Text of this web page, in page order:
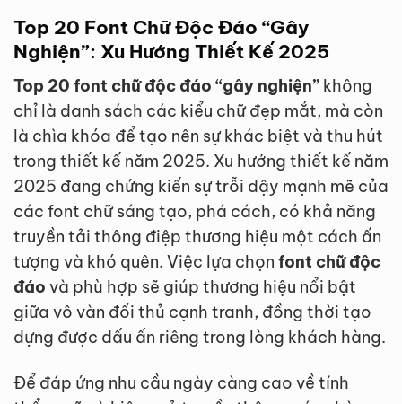
Top 20 Font Chữ Độc Đáo “Gây
Nghiện”: Xu Hướng Thiết Kế 2025
Top 20 font chữ độc đáo “gây nghiện” không
chỉ là danh sách các kiểu chữ đẹp mắt, mà còn
là chìa khóa để tạo nên sự khác biệt và thu hút
trong thiết kế năm 2025. Xu hướng thiết kế năm
2025 đang chứng kiến sự trỗi dậy mạnh mẽ của
các font chữ sáng tạo, phá cách, có khả năng
truyền tải thông điệp thương hiệu một cách ấn
tượng và khó quên. Việc lựa chọn font chữ độc
đáo và phù hợp sẽ giúp thương hiệu nổi bật
giữa vô vàn đối thủ cạnh tranh, đồng thời tạo
dựng được dấu ấn riêng trong lòng khách hàng.
Để đáp ứng nhu cầu ngày càng cao về tính